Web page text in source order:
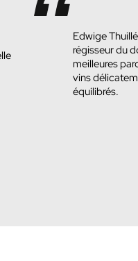
Edwige
régisseur du
meilleures
vins
équilibrés.